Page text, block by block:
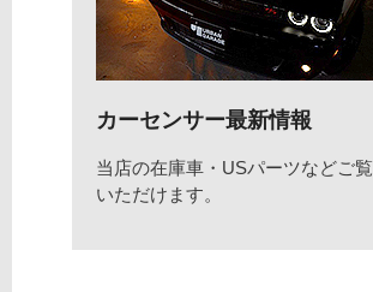
カーセンサー最新情報
当店の在庫車・USパーツなどご覧
いただけます。